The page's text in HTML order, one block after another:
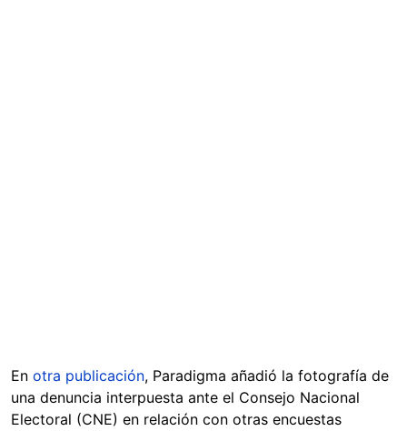
En otra publicación, Paradigma añadió la fotografía de
una denuncia interpuesta ante el Consejo Nacional
Electoral (CNE) en relación con otras encuestas